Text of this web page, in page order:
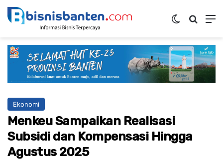
Switch skin
Ekonomi
Menkeu Sampaikan Realisasi
Subsidi dan Kompensasi Hingga
Agustus 2025